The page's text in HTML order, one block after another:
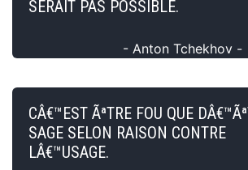
SERAIT PAS POSSIBLE.
- Anton Tchekhov -
CÂ€™EST ÃªTRE FOU QUE
SAGE SELON RAISON CONTRE
LÂ€™USAGE.